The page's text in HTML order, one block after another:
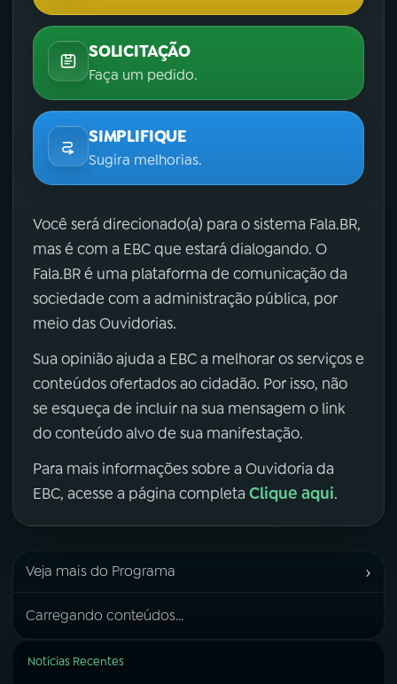
SOLICITAÇÃO
Faça um pedido.
SIMPLIFIQUE
Sugira melhorias.
Você será direcionado(a) para o sistema Fala.BR,
mas é com a EBC que estará dialogando. O
Fala.BR é uma plataforma de comunicação da
sociedade com a administração pública, por
meio das Ouvidorias.
Sua opinião ajuda a EBC a melhorar os serviços e
conteúdos ofertados ao cidadão. Por isso, não
se esqueça de incluir na sua mensagem o link
do conteúdo alvo de sua manifestação.
Para mais informações sobre a Ouvidoria da
EBC, acesse a página completa Clique aqui.
Veja mais do Programa ›
Carregando conteúdos...
Notícias Recentes